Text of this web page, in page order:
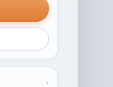
›